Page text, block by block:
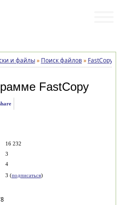
и файлы» Поиск файлов» FastCopy
FastCopy
16 232
3
4
3 (подписаться)